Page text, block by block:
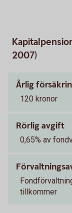
2007)
Årlig
120 kronor
Rörlig avgift
0,65% av
tillkommer